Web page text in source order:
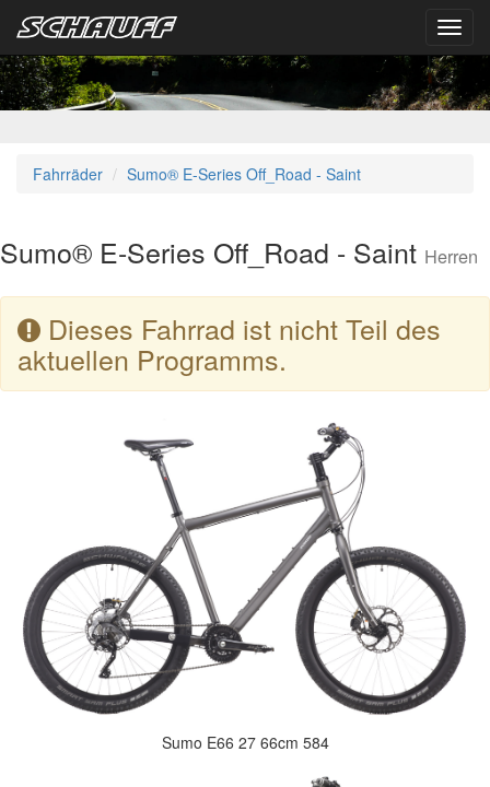
Fahrräder Sumo® E-Series Off_Road - Saint
Sumo® E-Series Off_Road - Saint Herren
Dieses Fahrrad ist nicht Teil des
aktuellen Programms.
Sumo E66 27 66cm 584